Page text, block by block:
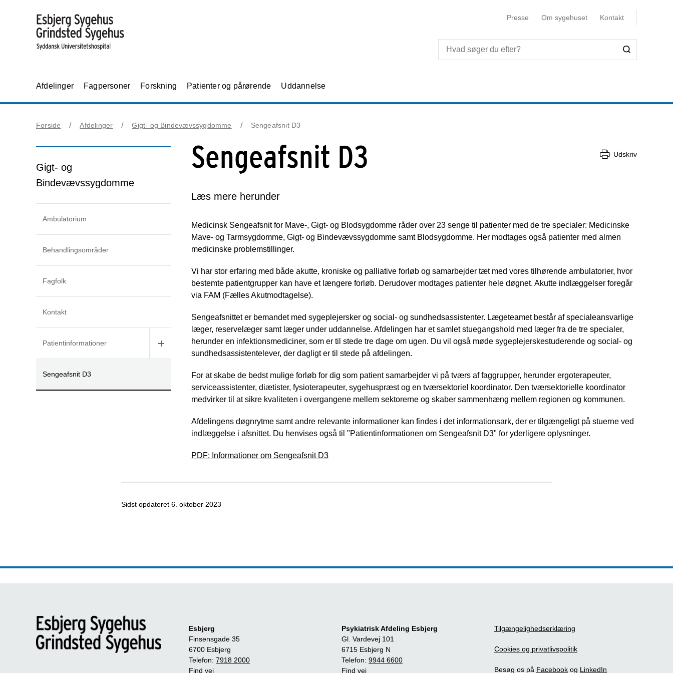
Presse Om sygehuset Kontakt
Afdelinger Fagpersoner Forskning Patienter og pårørende Uddannelse
Forside Afdelinger Gigt- og Bindevævssygdomme Sengeafsnit D3
Gigt- og
Bindevævssygdomme
Ambulatorium
Behandlingsområder
Fagfolk
Kontakt
Patientinformationer
Sengeafsnit D3
Sengeafsnit D3 Udskriv
Læs mere herunder
Medicinsk Sengeafsnit for Mave-, Gigt- og Blodsygdomme råder over 23 senge til patienter med de tre specialer: Medicinske
Mave- og Tarmsygdomme, Gigt- og Bindevævssygdomme samt Blodsygdomme. Her modtages også patienter med almen
medicinske problemstillinger.
Vi har stor erfaring med både akutte, kroniske og palliative forløb og samarbejder tæt med vores tilhørende ambulatorier, hvor
bestemte patientgrupper kan have et længere forløb. Derudover modtages patienter hele døgnet. Akutte indlæggelser foregår
via FAM (Fælles Akutmodtagelse).
Sengeafsnittet er bemandet med sygeplejersker og social- og sundhedsassistenter. Lægeteamet består af specialeansvarlige
læger, reservelæger samt læger under uddannelse. Afdelingen har et samlet stuegangshold med læger fra de tre specialer,
herunder en infektionsmediciner, som er til stede tre dage om ugen. Du vil også møde sygeplejerskestuderende og social- og
sundhedsassistentelever, der dagligt er til stede på afdelingen.
For at skabe de bedst mulige forløb for dig som patient samarbejder vi på tværs af faggrupper, herunder ergoterapeuter,
serviceassistenter, diætister, fysioterapeuter, sygehuspræst og en tværsektoriel koordinator. Den tværsektorielle koordinator
medvirker til at sikre kvaliteten i overgangene mellem sektorerne og skaber sammenhæng mellem regionen og kommunen.
Afdelingens døgnrytme samt andre relevante informationer kan findes i det informationsark, der er tilgængeligt på stuerne ved
indlæggelse i afsnittet. Du henvises også til "Patientinformationen om Sengeafsnit D3" for yderligere oplysninger.
PDF: Informationer om Sengeafsnit D3
Sidst opdateret 6. oktober 2023
Esbjerg
Finsensgade 35
6700 Esbjerg
Telefon: 7918 2000
Find vej
Psykiatrisk Afdeling Esbjerg
Gl. Vardevej 101
6715 Esbjerg N
Telefon: 9944 6600
Find vej
Tilgængelighedserklæring
Cookies og privatlivspolitik
Besøg os på Facebook og LinkedIn